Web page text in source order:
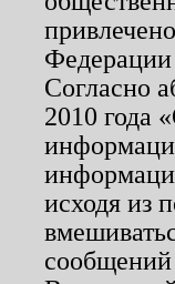
Согласно
2010 года
исходя из
сообщений